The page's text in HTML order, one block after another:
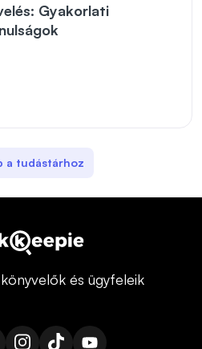
Gyakorlati
a tudástárhoz
és ügyfeleik